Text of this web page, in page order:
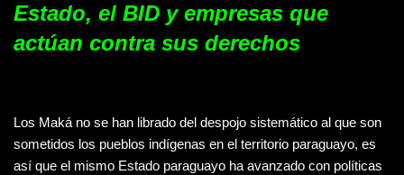
Estado, el BID y empresas que
actúan contra sus derechos
Los Maká no se han librado del despojo sistemático al que son
sometidos los pueblos indígenas en el territorio paraguayo, es
así que el mismo Estado paraguayo ha avanzado con políticas